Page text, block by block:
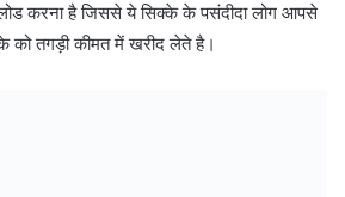
करना है जिससे ये सिक्के के पसंदीदा लोग आपसे
तगड़ी कीमत में खरीद लेते है।